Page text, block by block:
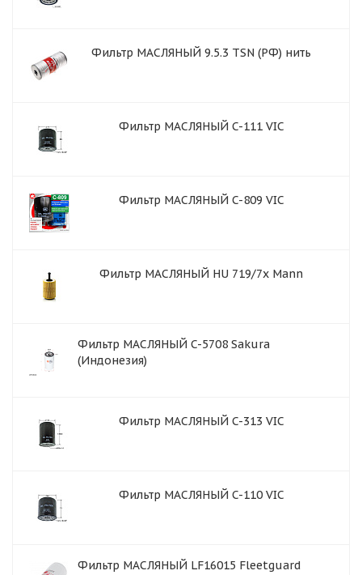
Фильтр МАСЛЯНЫЙ 9.5.3 TSN (РФ) нить
Фильтр МАСЛЯНЫЙ C-111 VIC
Фильтр МАСЛЯНЫЙ C-809 VIC
Фильтр МАСЛЯНЫЙ HU 719/7x Mann
Фильтр МАСЛЯНЫЙ C-5708 Sakura
(Индонезия)
Фильтр МАСЛЯНЫЙ C-313 VIC
Фильтр МАСЛЯНЫЙ C-110 VIC
Фильтр МАСЛЯНЫЙ LF16015 Fleetguard